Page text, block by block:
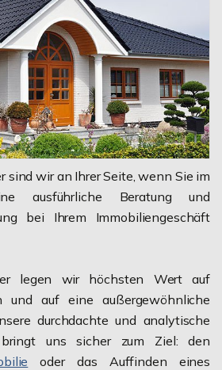
sind wir an Ihrer Seite, wenn Sie im
ausführliche Beratung und
bei Ihrem Immobiliengeschäft
legen wir höchsten Wert auf
und auf eine außergewöhnliche
durchdachte und analytische
bringt uns sicher zum Ziel: den
oder das Auffinden eines